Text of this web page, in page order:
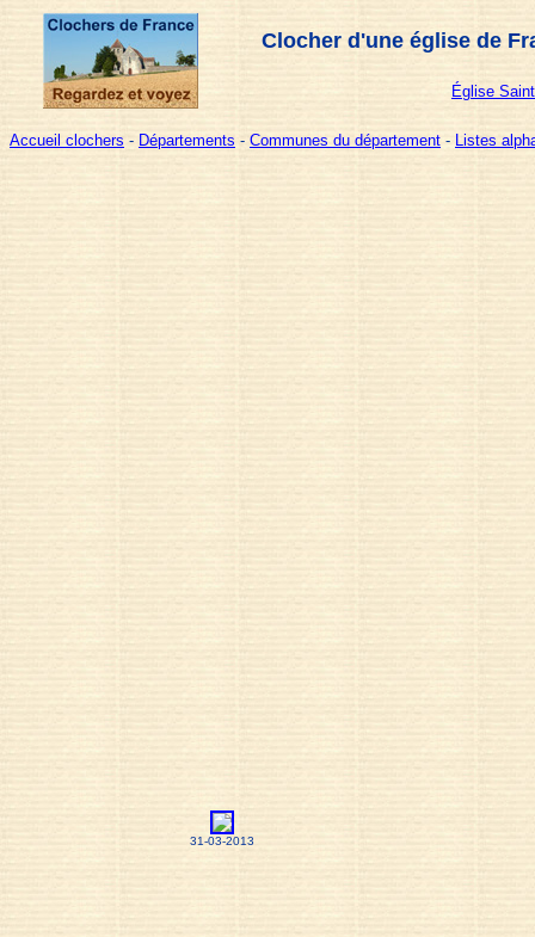
Clocher d'une église de
Église
Accueil clochers - Départements - Communes du département - Listes
31-03-2013